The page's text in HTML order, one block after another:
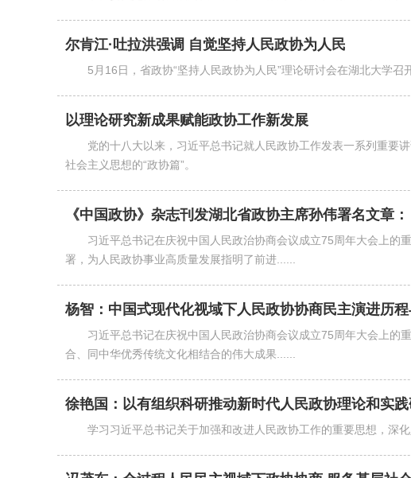
尔肯江·吐拉洪强调 自觉坚持人民政协为人民
5月16日，省政协“坚持人民政协为人民”理论研讨会在湖北大学
以理论研究新成果赋能政协工作新发展
党的十八大以来，习近平总书记就人民政协工作发表一系列重要
社会主义思想的“政协篇”。
《中国政协》杂志刊发湖北省政协主席孙伟署名文章
习近平总书记在庆祝中国人民政治协商会议成立75周年大会上的
署，为人民政协事业高质量发展指明了前进......
杨智：中国式现代化视域下人民政协协商民主演进历
习近平总书记在庆祝中国人民政治协商会议成立75周年大会上的
合、同中华优秀传统文化相结合的伟大成果......
徐艳国：以有组织科研推动新时代人民政协理论和实
学习习近平总书记关于加强和改进人民政协工作的重要思想，深